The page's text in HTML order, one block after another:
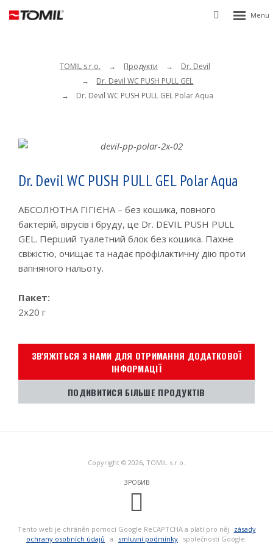
Vyhledávání
Rozbalení
TOMIL s.r.o. Продукти
Dr. Devil
Dr. Devil WC PUSH PULL GEL
Dr. Devil WC PUSH PULL GEL Polar Aqua
Dr. Devil WC PUSH PULL GEL Polar Aqua
АБСОЛЮТНА ГІГІЄНА – без кошика, повного
бактерій, вірусів і бруду, це Dr. DEVIL PUSH PULL
GEL. Перший туалетний блок без кошика. Пахне
свіжістю, очищає та надає профілактичну дію проти
вапняного нальоту.
Пакет:
2x20 г
ЗВ'ЯЖІТЬСЯ З НАМИ ДЛЯ ОТРИМАННЯ ДОДАТКОВОЇ
ІНФОРМАЦІЇ
ПОДИВИТИСЯ БІЛЬШЕ ПРОДУКТІВ
Copyright © 2026, TOMIL s.r.o.
ЗРОБИВ
Tento web je chráněn pomocí Google ReCAPTCHA a platí pro něj
zásady
ochrany osobních údajů a smluvní podmínky společnosti Google.